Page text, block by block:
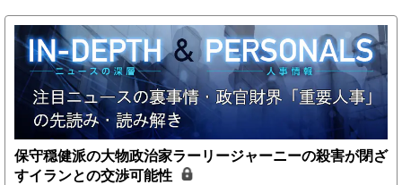
保守穏健派の大物政治家ラーリージャーニーの殺害が閉ざ
すイランとの交渉可能性